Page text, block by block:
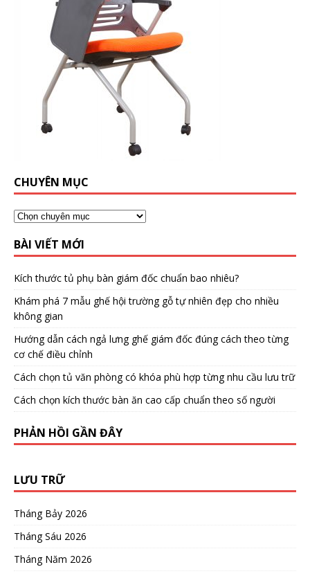
CHUYÊN MỤC
BÀI VIẾT MỚI
Kích thước tủ phụ bàn giám đốc chuẩn bao nhiêu?
Khám phá 7 mẫu ghế hội trường gỗ tự nhiên đẹp cho nhiều
không gian
Hướng dẫn cách ngả lưng ghế giám đốc đúng cách theo từng
cơ chế điều chỉnh
Cách chọn tủ văn phòng có khóa phù hợp từng nhu cầu lưu trữ
Cách chọn kích thước bàn ăn cao cấp chuẩn theo số người
PHẢN HỒI GẦN ĐÂY
LƯU TRỮ
Tháng Bảy 2026
Tháng Sáu 2026
Tháng Năm 2026